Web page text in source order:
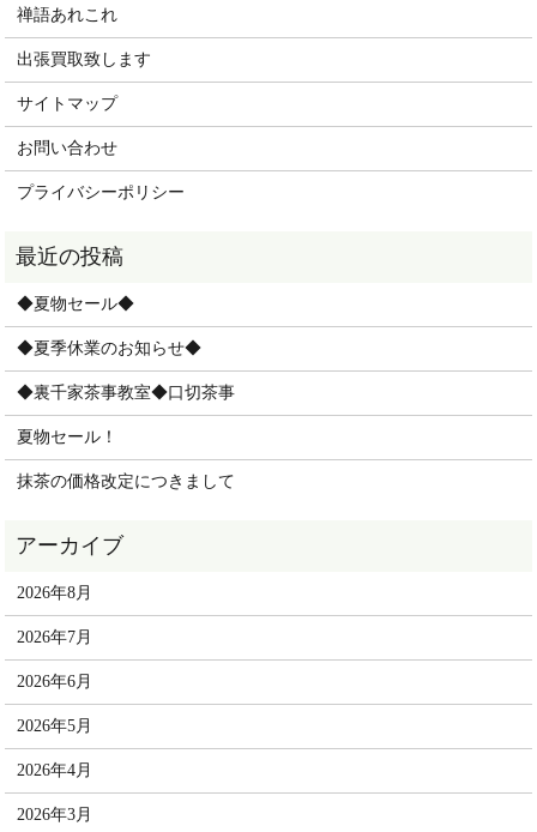
禅語あれこれ
出張買取致します
サイトマップ
お問い合わせ
プライバシーポリシー
◆夏物セール◆
◆夏季休業のお知らせ◆
◆裏千家茶事教室◆口切茶事
夏物セール！
抹茶の価格改定につきまして
2026年8月
2026年7月
2026年6月
2026年5月
2026年4月
2026年3月